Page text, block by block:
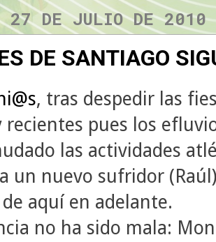
27 DE JULIO DE 2010
DE SANTIAGO
, tras despedir las
recientes pues los
las actividades
un nuevo sufridor
aquí en adelante.
no ha sido mala: